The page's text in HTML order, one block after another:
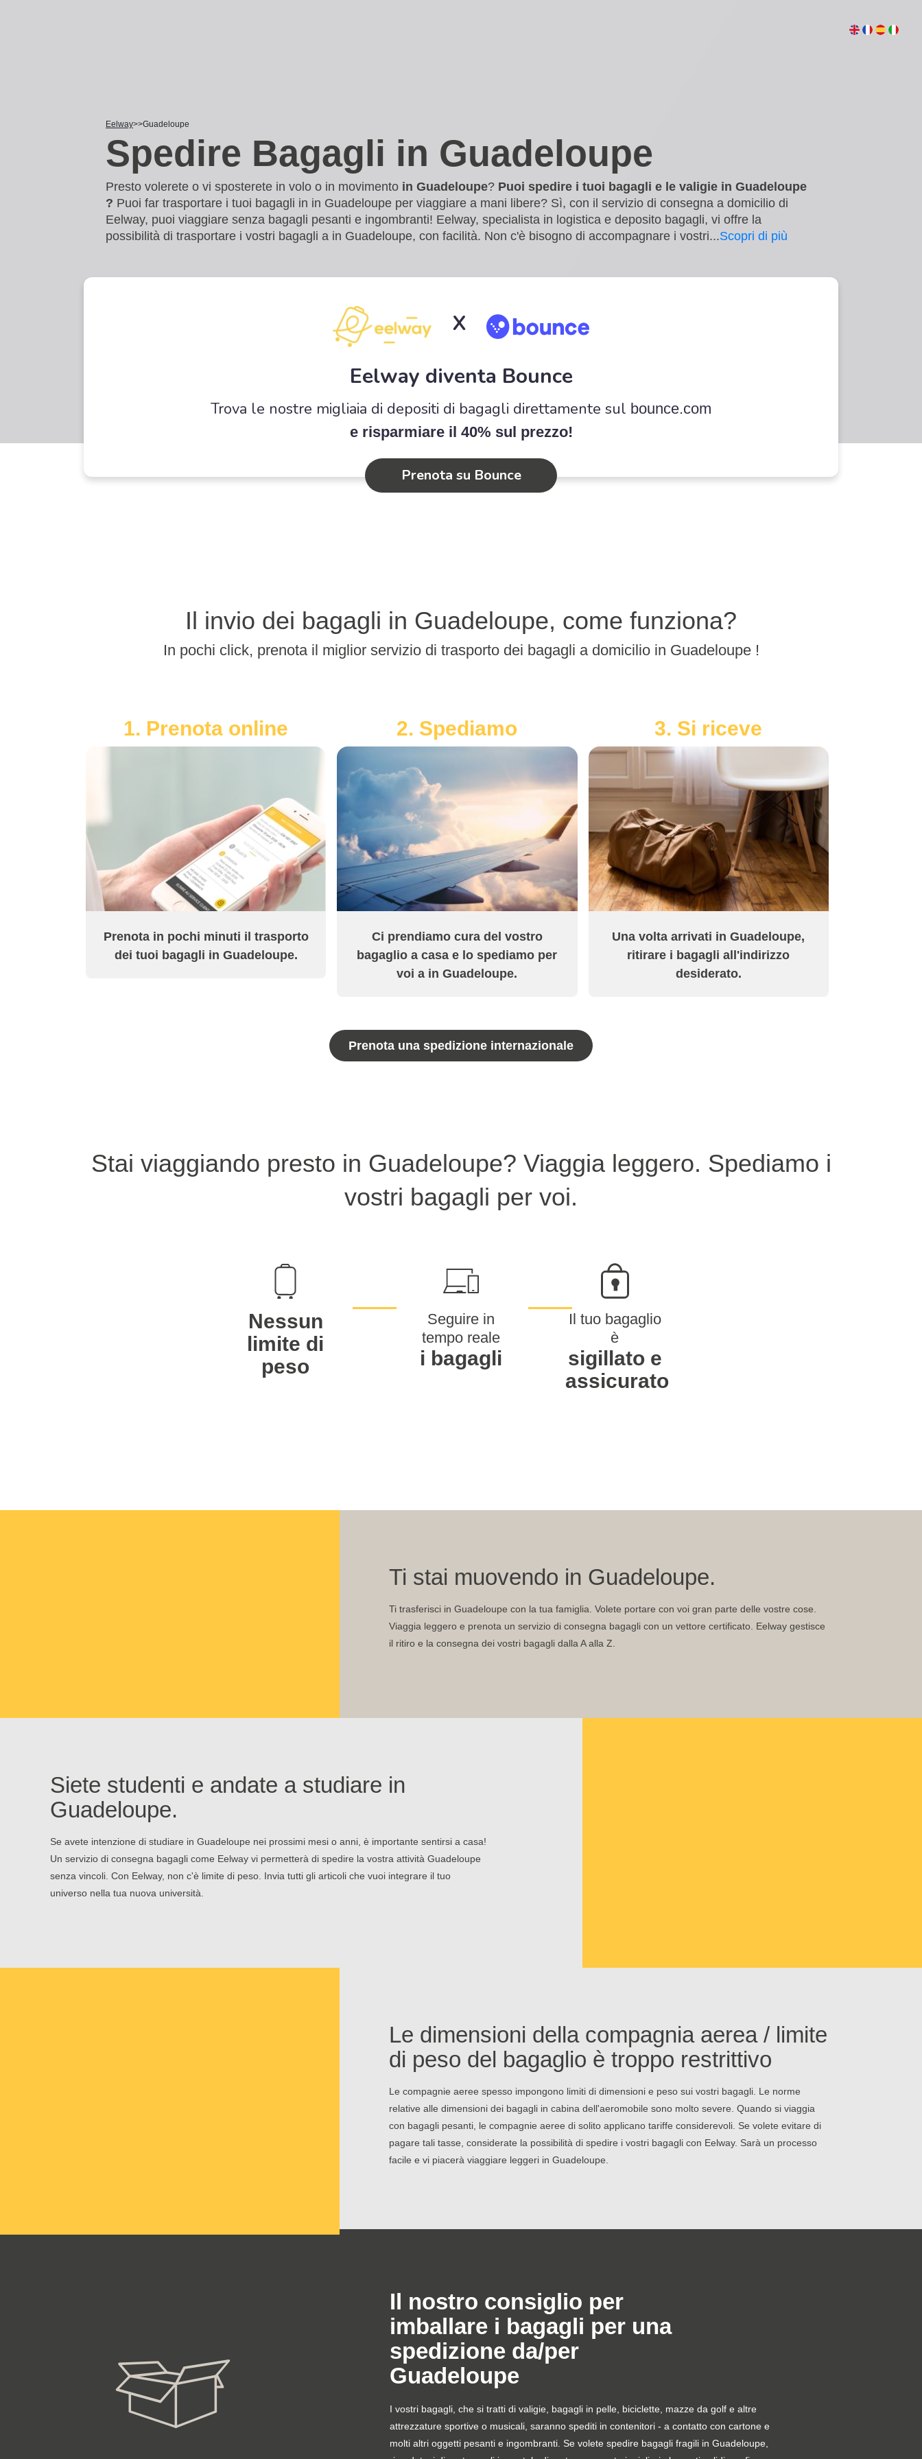
Eelway Guadeloupe
Spedire Bagagli in Guadeloupe
Presto volerete o vi sposterete in volo o in movimento in Guadeloupe? Puoi spedire i tuoi bagagli e le valigie in Guadeloupe
? Puoi far trasportare i tuoi bagagli in in Guadeloupe per viaggiare a mani libere? Sì, con il servizio di consegna a domicilio di
Eelway, puoi viaggiare senza bagagli pesanti e ingombranti! Eelway, specialista in logistica e deposito bagagli, vi offre la
possibilità di trasportare i vostri bagagli a in Guadeloupe, con facilità. Non c'è bisogno di accompagnare i vostri...Scopri di più
X
Eelway diventa Bounce
Trova le nostre migliaia di depositi di bagagli direttamente sul bounce.com
e risparmiare il 40% sul prezzo!
Prenota su Bounce
Il invio dei bagagli in Guadeloupe, come funziona?
In pochi click, prenota il miglior servizio di trasporto dei bagagli a domicilio in Guadeloupe !
1. Prenota online
Prenota in pochi minuti il trasporto
dei tuoi bagagli in Guadeloupe.
2. Spediamo
Ci prendiamo cura del vostro
bagaglio a casa e lo spediamo per
voi a in Guadeloupe.
3. Si riceve
Una volta arrivati in Guadeloupe,
ritirare i bagagli all'indirizzo
desiderato.
Prenota una spedizione internazionale
Stai viaggiando presto in Guadeloupe? Viaggia leggero. Spediamo i
vostri bagagli per voi.
Nessun
limite di
peso
Seguire in
tempo reale
i bagagli
Il tuo bagaglio
è
sigillato e
assicurato
Ti stai muovendo in Guadeloupe.
Ti trasferisci in Guadeloupe con la tua famiglia. Volete portare con voi gran parte delle vostre cose.
Viaggia leggero e prenota un servizio di consegna bagagli con un vettore certificato. Eelway gestisce
il ritiro e la consegna dei vostri bagagli dalla A alla Z.
Siete studenti e andate a studiare in
Guadeloupe.
Se avete intenzione di studiare in Guadeloupe nei prossimi mesi o anni, è importante sentirsi a casa!
Un servizio di consegna bagagli come Eelway vi permetterà di spedire la vostra attività Guadeloupe
senza vincoli. Con Eelway, non c'è limite di peso. Invia tutti gli articoli che vuoi integrare il tuo
universo nella tua nuova università.
Le dimensioni della compagnia aerea / limite
di peso del bagaglio è troppo restrittivo
Le compagnie aeree spesso impongono limiti di dimensioni e peso sui vostri bagagli. Le norme
relative alle dimensioni dei bagagli in cabina dell'aeromobile sono molto severe. Quando si viaggia
con bagagli pesanti, le compagnie aeree di solito applicano tariffe considerevoli. Se volete evitare di
pagare tali tasse, considerate la possibilità di spedire i vostri bagagli con Eelway. Sarà un processo
facile e vi piacerà viaggiare leggeri in Guadeloupe.
Il nostro consiglio per
imballare i bagagli per una
spedizione da/per
Guadeloupe
I vostri bagagli, che si tratti di valigie, bagagli in pelle, biciclette, mazze da golf e altre
attrezzature sportive o musicali, saranno spediti in contenitori - a contatto con cartone e
molti altri oggetti pesanti e ingombranti. Se volete spedire bagagli fragili in Guadeloupe,